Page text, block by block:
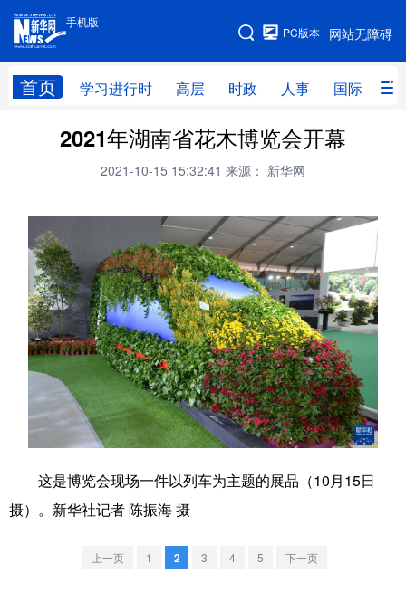
手机版
网站无障碍
PC版本
首页 学习进行时 高层 时政 人事 国际 财
手机版
网站地图
学习进行时 高层 时政 人事
财经 网评
台湾 思客智库 全球连线 教育
科技 科创 量子
文化 书画 健康 军事
访谈 视频 图片 政务
中央文件 金融 汽车
食品 人居 信息化 数字经济
学术中国 乡村振兴 银龄 溯源中国
城市 旅游 能源 会展
彩票 娱乐
一带一路 亚太网
2021年湖南省花木博览会开幕
2021-10-15 15:32:41 来源： 新华网
这是博览会现场一件以列车为主题的展品（10月15日
摄）。新华社记者 陈振海 摄
上一页 1 2 3 4 5 下一页